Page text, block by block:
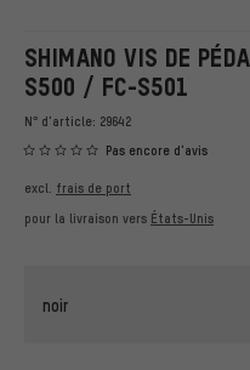
SHIMANO VIS DE
S500 / FC-S501
N° d'article: 29642
Pas encore d'avis
excl. frais de port
pour la livraison vers États-Unis
noir